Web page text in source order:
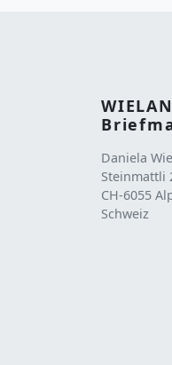
Daniela
Steinmattli
CH-6055
Schweiz